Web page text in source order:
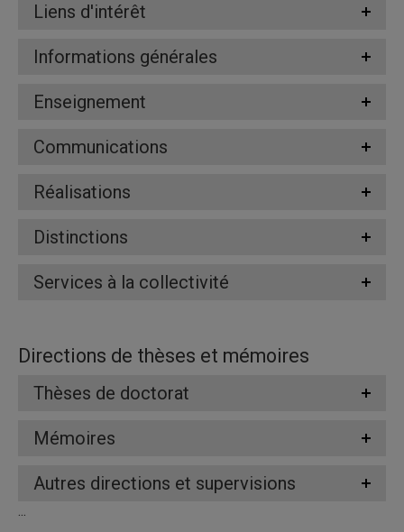
Liens d'intérêt
Informations générales
Enseignement
Communications
Réalisations
Distinctions
Services à la collectivité
Directions de thèses et mémoires
Thèses de doctorat
Mémoires
Autres directions et supervisions
...